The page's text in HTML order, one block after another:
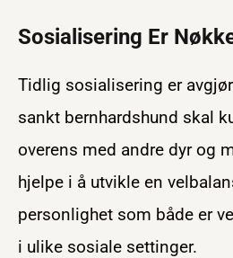
Sosialisering Er
Tidlig sosialisering er
sankt bernhardshund skal
overens med andre dyr og
hjelpe i å utvikle en
personlighet som både er
i ulike sosiale settinger.